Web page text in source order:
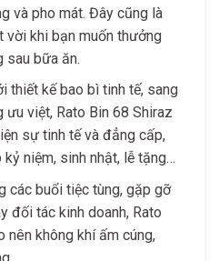
và pho mát. Đây cũng là
vời khi bạn muốn thưởng
sau bữa ăn.
thiết kế bao bì tinh tế, sang
việt, Rato Bin 68 Shiraz
sự tinh tế và đẳng cấp,
niệm, sinh nhật, lễ tặng…
các buổi tiệc tùng, gặp gỡ
đối tác kinh doanh, Rato
nên không khí ấm cúng,